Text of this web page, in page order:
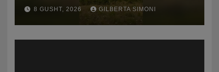
Policia evakuon disa familje
në Koilac
8 GUSHT, 2026 GILBERTA SIMONI